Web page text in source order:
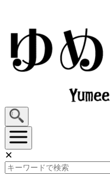
content
✕